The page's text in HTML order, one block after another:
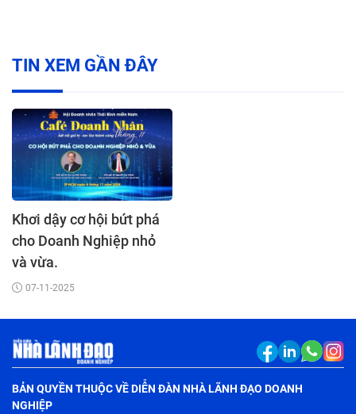
TIN XEM GẦN ĐÂY
Khơi dậy cơ hội bứt phá
cho Doanh Nghiệp nhỏ
và vừa.
07-11-2025
BẢN QUYỀN THUỘC VỀ DIỄN ĐÀN NHÀ LÃNH ĐẠO DOANH
NGHIỆP